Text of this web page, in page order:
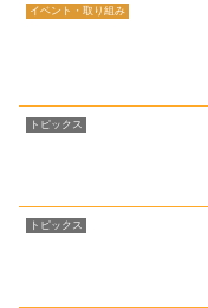
イベント・取り組み
トピックス
トピックス